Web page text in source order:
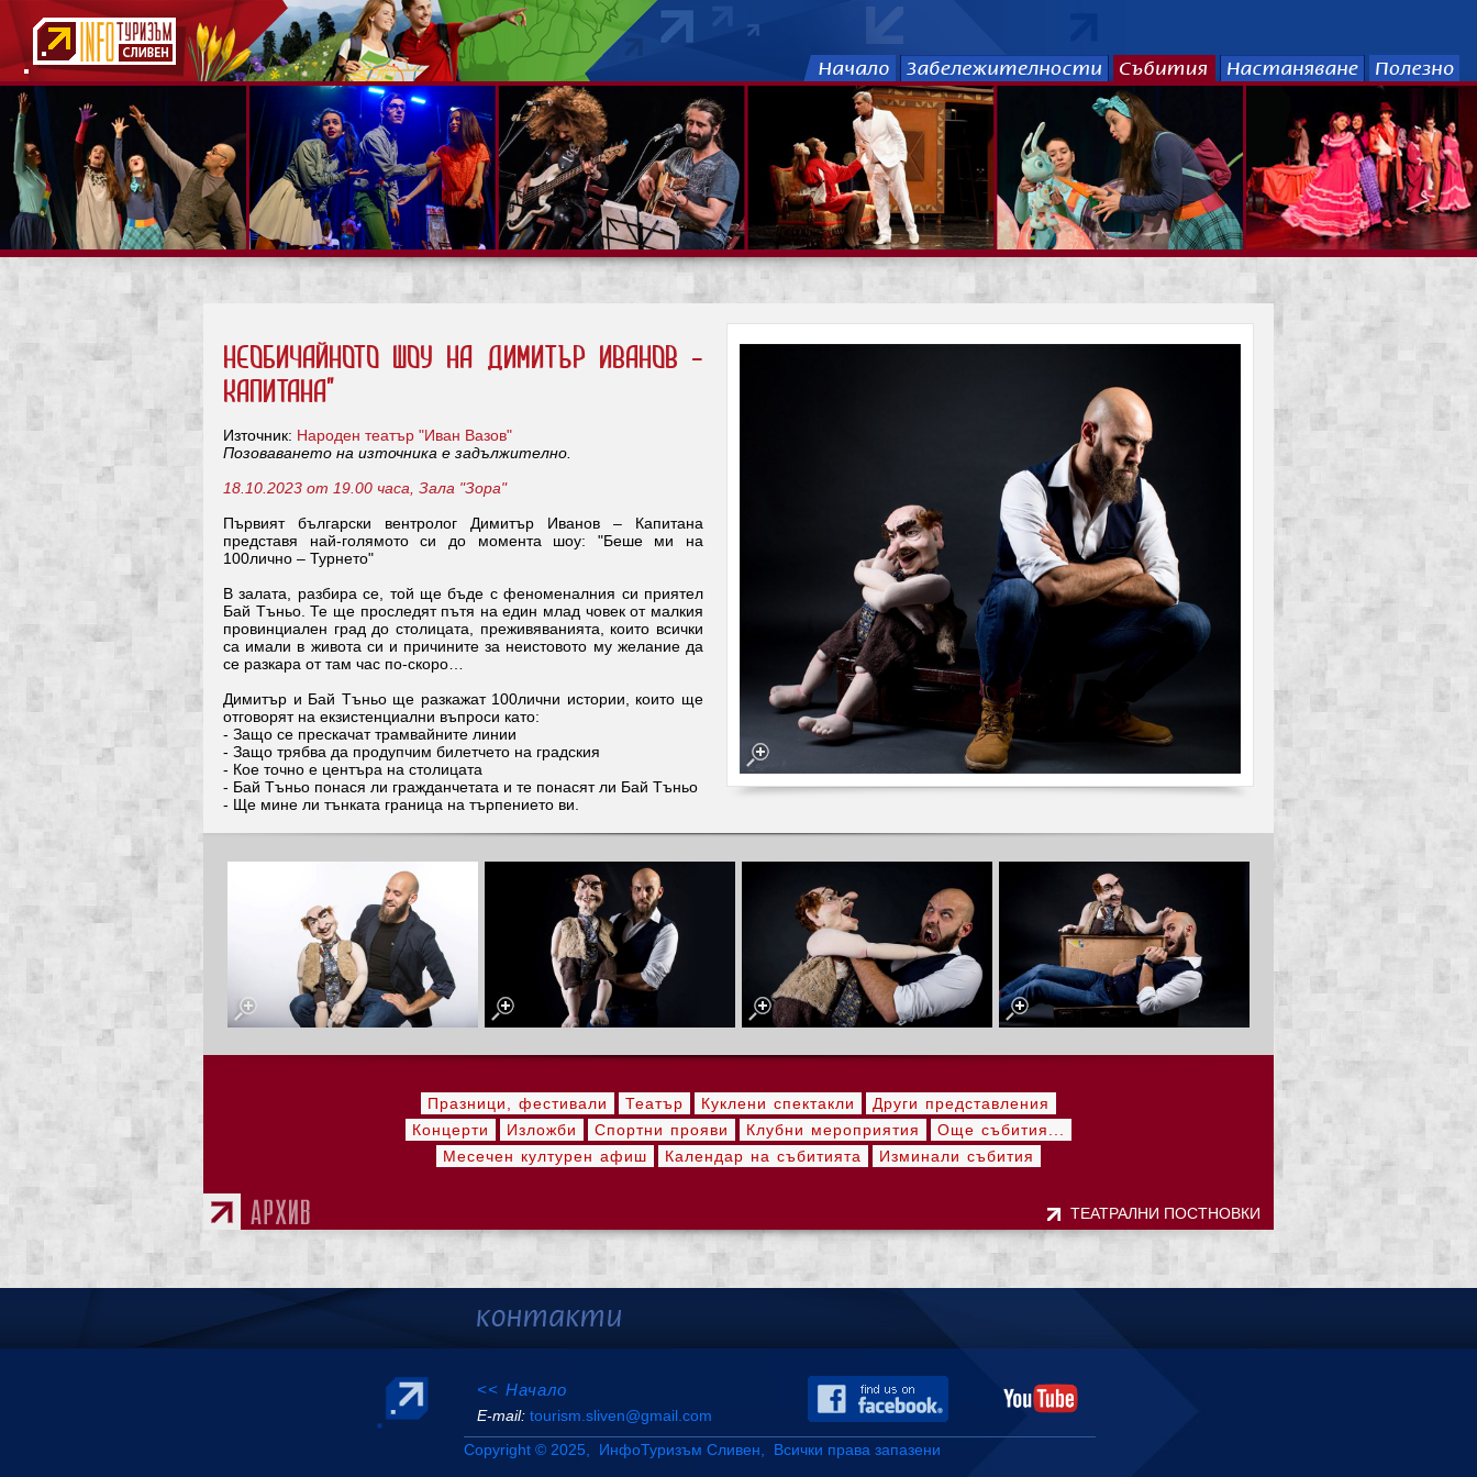
НЕобичайното шоу на Димитър Иванов -
КАПИТАНА"
Източник: Народен театър "Иван Вазов"
Позоваването на източника е задължително.
18.10.2023 от 19.00 часа, Зала "Зора"
Първият български вентролог Димитър Иванов – Капитана
представя най-голямото си до момента шоу: "Беше ми на
100лично – Турнето"
В залата, разбира се, той ще бъде с феноменалния си приятел
Бай Тъньо. Те ще проследят пътя на един млад човек от малкия
провинциален град до столицата, преживяванията, които всички
са имали в живота си и причините за неистовото му желание да
се разкара от там час по-скоро…
Димитър и Бай Тъньо ще разкажат 100лични истории, които ще
отговорят на екзистенциални въпроси като:
- Защо се прескачат трамвайните линии
- Защо трябва да продупчим билетчето на градския
- Кое точно е центъра на столицата
- Бай Тъньо понася ли гражданчетата и те понасят ли Бай Тъньо
- Ще мине ли тънката граница на търпението ви.
Празници, фестивали Театър Куклени спектакли
Други представления
Концерти
Изложби Спортни прояви Клубни мероприятия
Още събития...
Месечен културен афиш
Календар на събитията Изминали събития
ТЕАТРАЛНИ ПОСТНОВКИ
<< Начало
Е-mail: tourism.sliven@gmail.com
Copyright © 2025, ИнфоТуризъм Сливен, Всички права запазени